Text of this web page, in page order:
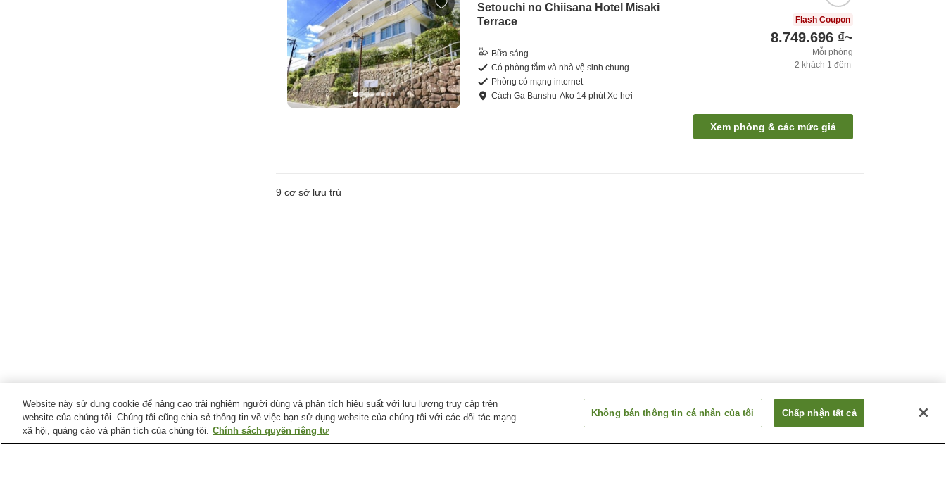
Setouchi no Chiisana Hotel Misaki
Terrace
Bữa sáng
Có phòng tắm và nhà vệ sinh chung
Phòng có mạng internet
CáchGa Banshu-Ako 14 phútXe hơi
Flash Coupon
8.749.696 ₫~
Mỗi phòng
2 khách 1 đêm
Xem phòng & các mức giá
9 cơ sở lưu trú
Ga xe lửa tại Thành phố Ako
Website này sử dụng cookie để nâng cao trải nghiệm người dùng và phân tích hiệu suất với lưu lượng truy cập trên
website của chúng tôi. Chúng tôi cũng chia sẻ thông tin về việc bạn sử dụng website của chúng tôi với các đối tác mạng
xã hội, quảng cáo và phân tích của chúng tôi. Chính sách quyền riêng tư
Không bán thông tin cá nhân của tôi Chấp nhận tất cả